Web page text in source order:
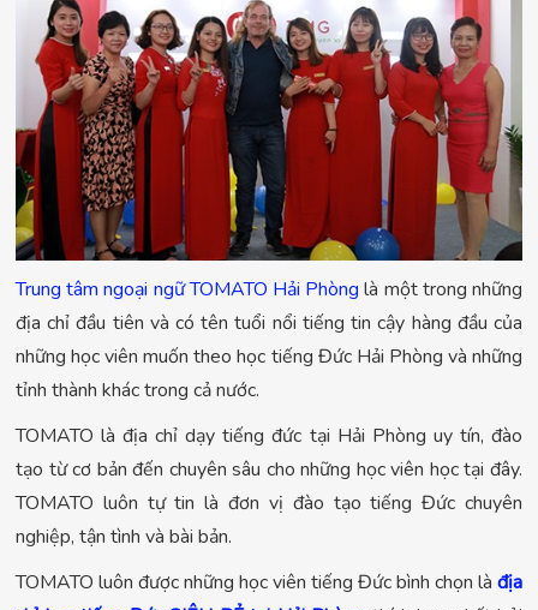
Trung tâm ngoại ngữ TOMATO Hải Phòng là một trong những
địa chỉ đầu tiên và có tên tuổi nổi tiếng tin cậy hàng đầu của
những học viên muốn theo học tiếng Đức Hải Phòng và những
tỉnh thành khác trong cả nước.
TOMATO là địa chỉ dạy tiếng đức tại Hải Phòng uy tín, đào
tạo từ cơ bản đến chuyên sâu cho những học viên học tại đây.
TOMATO luôn tự tin là đơn vị đào tạo tiếng Đức chuyên
nghiệp, tận tình và bài bản.
TOMATO luôn được những học viên tiếng Đức bình chọn là địa